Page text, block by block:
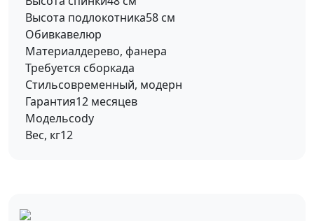
Высота подлокотника58 см
Обивкавелюр
Материалдерево, фанера
Требуется сборкада
Стильсовременный, модерн
Гарантия12 месяцев
Модельcody
Вес, кг12